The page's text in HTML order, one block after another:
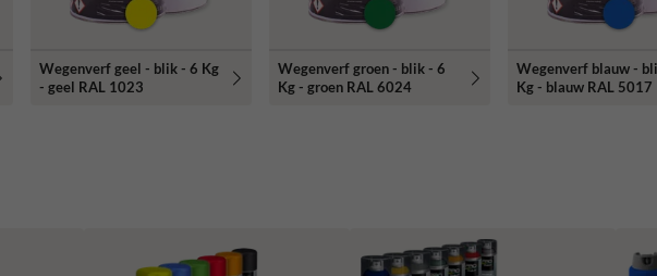
Wegenverf geel - blik - 6 Kg
- geel RAL 1023
Wegenverf groen - blik - 6
Kg - groen RAL 6024
Wegenverf blauw -
Kg - blauw RAL 5017